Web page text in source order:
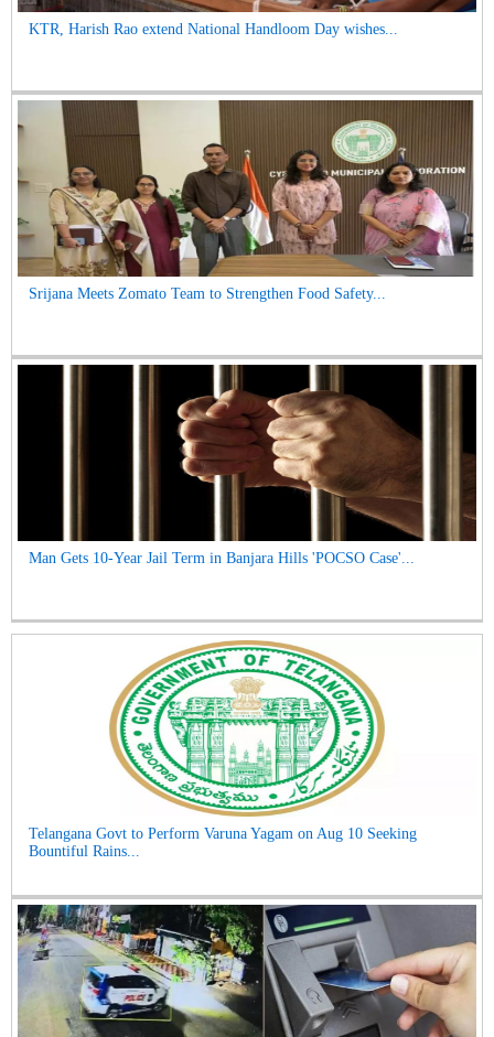
KTR, Harish Rao extend National Handloom Day wishes...
Srijana Meets Zomato Team to Strengthen Food Safety...
Man Gets 10-Year Jail Term in Banjara Hills 'POCSO Case'...
Telangana Govt to Perform Varuna Yagam on Aug 10 Seeking
Bountiful Rains...